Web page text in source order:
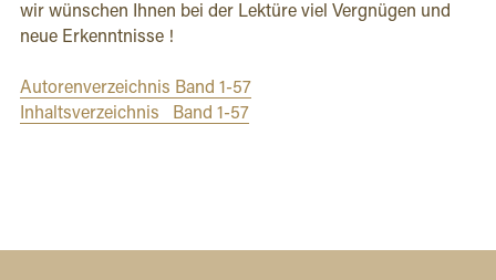
wir wünschen Ihnen bei der Lektüre viel Vergnügen und
neue Erkenntnisse !
Autorenverzeichnis Band 1-57
Inhaltsverzeichnis   Band 1-57